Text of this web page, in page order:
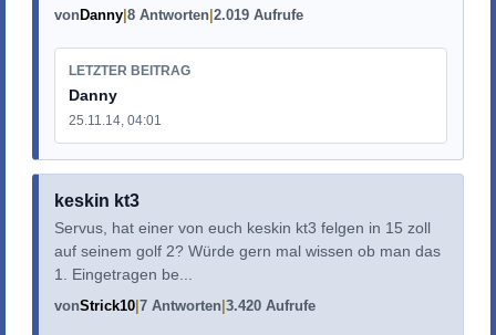
vonDanny 8 Antworten 2.019 Aufrufe
LETZTER BEITRAG
Danny
25.11.14, 04:01
keskin kt3
Servus, hat einer von euch keskin kt3 felgen in 15 zoll
auf seinem golf 2? Würde gern mal wissen ob man das
1. Eingetragen be...
vonStrick10 7 Antworten 3.420 Aufrufe